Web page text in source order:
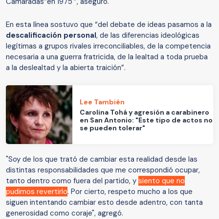
En esta línea sostuvo que “del debate de ideas pasamos a la
descalificación personal, de las diferencias ideológicas
legítimas a grupos rivales irreconciliables, de la competencia
necesaria a una guerra fratricida, de la lealtad a toda prueba
a la deslealtad y la abierta traición”.
Lee También
Carolina Tohá y agresión a carabinero
en San Antonio: "Este tipo de actos no
se pueden tolerar"
"Soy de los que trató de cambiar esta realidad desde las
distintas responsabilidades que me correspondió ocupar,
tanto dentro como fuera del partido, y siento que no
pudimos revertirlo. Por cierto, respeto mucho a los que
siguen intentando cambiar esto desde adentro, con tanta
generosidad como coraje", agregó.